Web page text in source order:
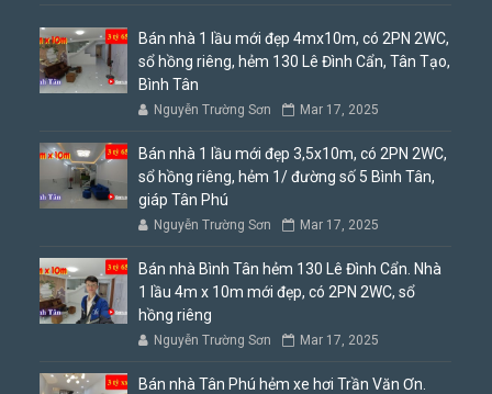
Bán nhà 1 lầu mới đẹp 4mx10m, có 2PN 2WC,
sổ hồng riêng, hẻm 130 Lê Đình Cẩn, Tân Tạo,
Bình Tân
Nguyễn Trường Sơn Mar 17, 2025
Bán nhà 1 lầu mới đẹp 3,5x10m, có 2PN 2WC,
sổ hồng riêng, hẻm 1/ đường số 5 Bình Tân,
giáp Tân Phú
Nguyễn Trường Sơn Mar 17, 2025
Bán nhà Bình Tân hẻm 130 Lê Đình Cẩn. Nhà
1 lầu 4m x 10m mới đẹp, có 2PN 2WC, sổ
hồng riêng
Nguyễn Trường Sơn Mar 17, 2025
Bán nhà Tân Phú hẻm xe hơi Trần Văn Ơn.